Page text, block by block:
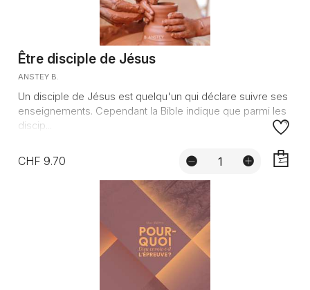
Être disciple de Jésus
ANSTEY B.
Un disciple de Jésus est quelqu'un qui déclare suivre ses
enseignements. Cependant la Bible indique que parmi les
discip...
CHF 9.70